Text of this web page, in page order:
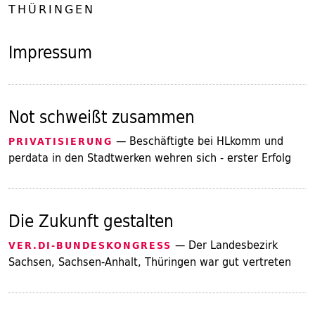
THÜRINGEN
Impressum
Not schweißt zusammen
PRIVATISIERUNG — Beschäftigte bei HLkomm und
perdata in den Stadtwerken wehren sich - erster Erfolg
Die Zukunft gestalten
VER.DI-BUNDESKONGRESS — Der Landesbezirk
Sachsen, Sachsen-Anhalt, Thüringen war gut vertreten